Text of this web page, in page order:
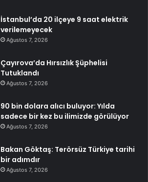
İstanbul’da 20 ilçeye 9 saat elektrik
verilemeyecek
Ağustos 7, 2026
Çayırova’da Hırsızlık Şüphelisi
Tutuklandı
Ağustos 7, 2026
90 bin dolara alıcı buluyor: Yılda
sadece bir kez bu ilimizde görülüyor
Ağustos 7, 2026
Bakan Göktaş: Terörsüz Türkiye tarihi
bir adımdır
Ağustos 7, 2026